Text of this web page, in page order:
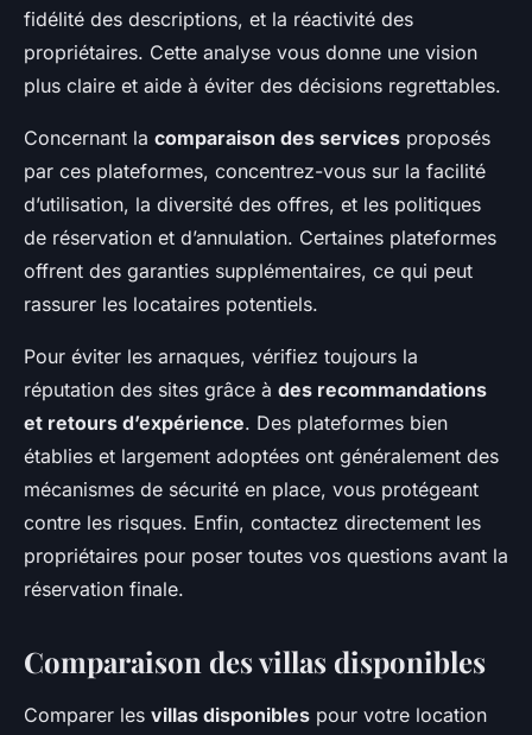
fidélité des descriptions, et la réactivité des
propriétaires. Cette analyse vous donne une vision
plus claire et aide à éviter des décisions regrettables.
Concernant la comparaison des services proposés
par ces plateformes, concentrez-vous sur la facilité
d’utilisation, la diversité des offres, et les politiques
de réservation et d’annulation. Certaines plateformes
offrent des garanties supplémentaires, ce qui peut
rassurer les locataires potentiels.
Pour éviter les arnaques, vérifiez toujours la
réputation des sites grâce à des recommandations
et retours d’expérience. Des plateformes bien
établies et largement adoptées ont généralement des
mécanismes de sécurité en place, vous protégeant
contre les risques. Enfin, contactez directement les
propriétaires pour poser toutes vos questions avant la
réservation finale.
Comparaison des villas disponibles
Comparer les villas disponibles pour votre location